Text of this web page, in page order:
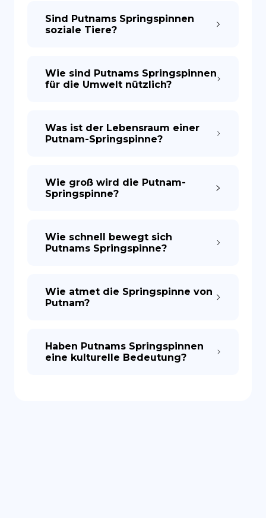
Sind Putnams Springspinnen
soziale Tiere?
Wie sind Putnams Springspinnen
für die Umwelt nützlich?
Was ist der Lebensraum einer
Putnam-Springspinne?
Wie groß wird die Putnam-
Springspinne?
Wie schnell bewegt sich
Putnams Springspinne?
Wie atmet die Springspinne von
Putnam?
Haben Putnams Springspinnen
eine kulturelle Bedeutung?